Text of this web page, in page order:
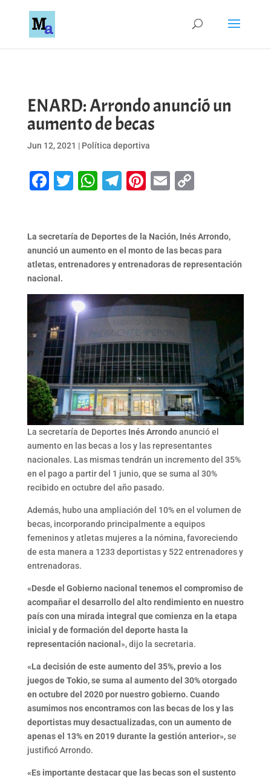
ENARD: Arrondo anunció un
aumento de becas
Jun 12, 2021 | Política deportiva
Facebook
Twitter
WhatsApp
Telegram
Pinterest
EmailCopy
La secretaría de Deportes de la Nación, Inés Arrondo,
anunció un aumento en el monto de las becas para
atletas, entrenadores y entrenadoras de representación
nacional.
La secretaría de Deportes Inés Arrondoanunció el
aumento en las becas a los y las representantes
nacionales. Las mismas tendrán un incremento del 35%
en el pago a partir del 1 junio, que se suma al 30%
recibido en octubre del año pasado.
Además, hubo una ampliación del 10% en el volumen de
becas, incorporando principalmente a equipos
femeninos y atletas mujeres a la nómina, favoreciendo
de esta manera a 1233 deportistas y 522 entrenadores y
entrenadoras.
«Desde el Gobierno nacional tenemos el compromiso de
acompañar el desarrollo del alto rendimiento en nuestro
país con una mirada integral que comienza en la etapa
inicial y de formación del deporte hasta la
representación nacional », dijo la secretaria.
«La decisión de este aumento del 35%, previo a los
juegos de Tokio, se suma al aumento del 30% otorgado
en octubre del 2020 por nuestro gobierno. Cuando
asumimos nos encontramos con las becas de los y las
deportistas muy desactualizadas, con un aumento de
apenas el 13% en 2019 durante la gestión anterior»,se
justificó Arrondo.
«Es importante destacar que las becas son el sustento